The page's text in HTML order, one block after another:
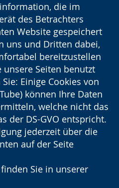
die im
des Betrachters
Website gespeichert
uns und Dritten dabei,
bereitzustellen
unsere Seiten benutzt
Einige Cookies von
können Ihre Daten
welche nicht das
der DS-GVO entspricht.
jederzeit über die
auf der Seite
Sie in unserer